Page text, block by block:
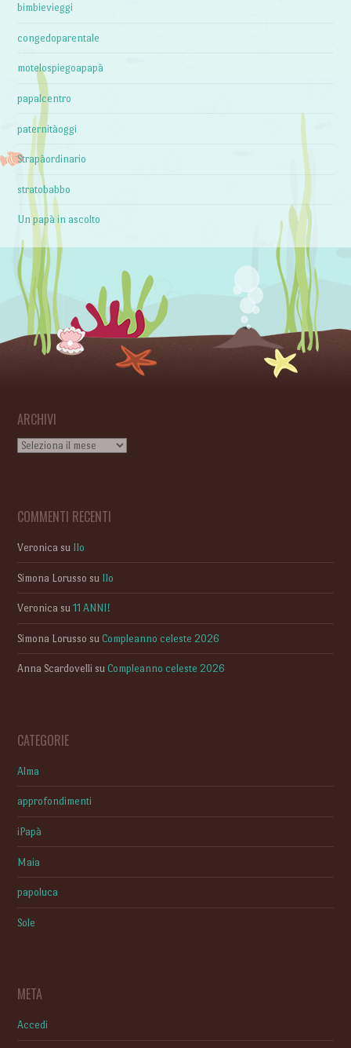
bimbievieggi
congedoparentale
motelospiegoapapà
papalcentro
paternitàoggi
Strapàordinario
stratobabbo
Un papà in ascolto
ARCHIVI
Archivi
COMMENTI RECENTI
Veronica su Ilo
Simona Lorusso su Ilo
Veronica su11 ANNI!
Simona Lorusso su Compleanno celeste 2026
Anna Scardovelli su Compleanno celeste 2026
CATEGORIE
Alma
approfondimenti
iPapà
Maia
papoluca
Sole
META
Accedi